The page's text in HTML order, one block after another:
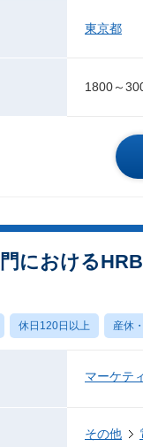
東京都
1800～
門における
休日120日以上 産休
マーケテ
その他